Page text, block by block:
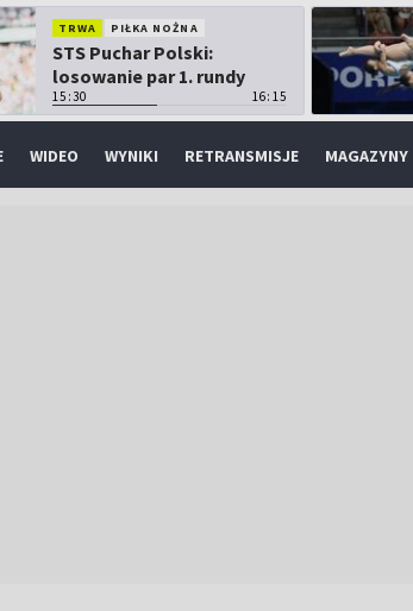
TRWA PIŁKA NOŻNA
STS Puchar Polski:
losowanie par 1. rundy
15:30 16:15
WIDEO WYNIKI RETRANSMISJE MAGAZYNY